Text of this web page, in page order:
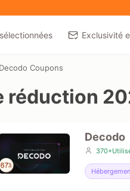
Exclusivité
Decodo Coupons
réduction
Decodo